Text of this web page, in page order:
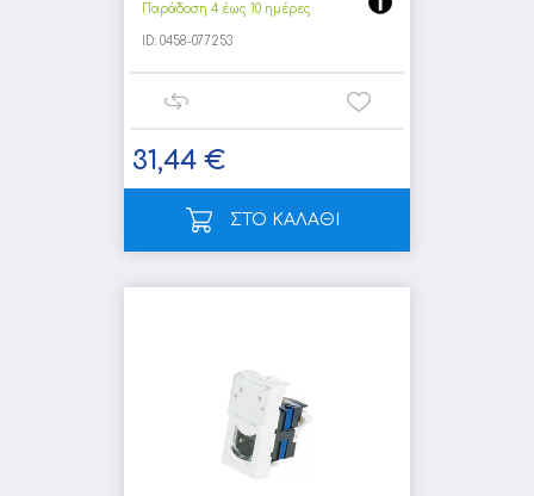
Παράδοση 4 έως 10 ημέρες
ID: 0458-077253
31,44 €
ΣΤΟ ΚΑΛΑΘΙ